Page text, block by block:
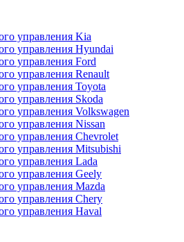
управления Kia
управления Hyundai
управления Ford
управления Renault
управления Toyota
управления Skoda
управления Volkswagen
управления Nissan
управления Chevrolet
управления Mitsubishi
управления Lada
управления Geely
управления Mazda
управления Chery
управления Haval